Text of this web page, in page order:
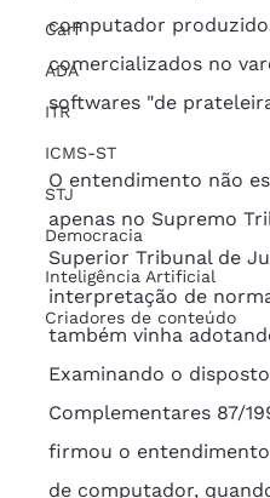
Carf
ADA
ITR
ICMS-ST
STJ
Democracia
Inteligência Artificial
Criadores de conteúdo
computador
comercializados no
softwares "de
O entendimento não
apenas no Supremo
Superior Tribunal de
interpretação de
também vinha
Examinando o
Complementares 87/
firmou o
de computador,